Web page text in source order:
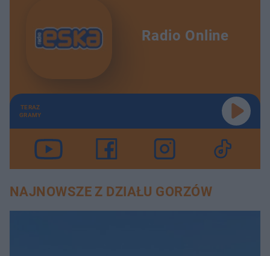
Radio Online
TERAZ
GRAMY
NAJNOWSZE Z DZIAŁU GORZÓW